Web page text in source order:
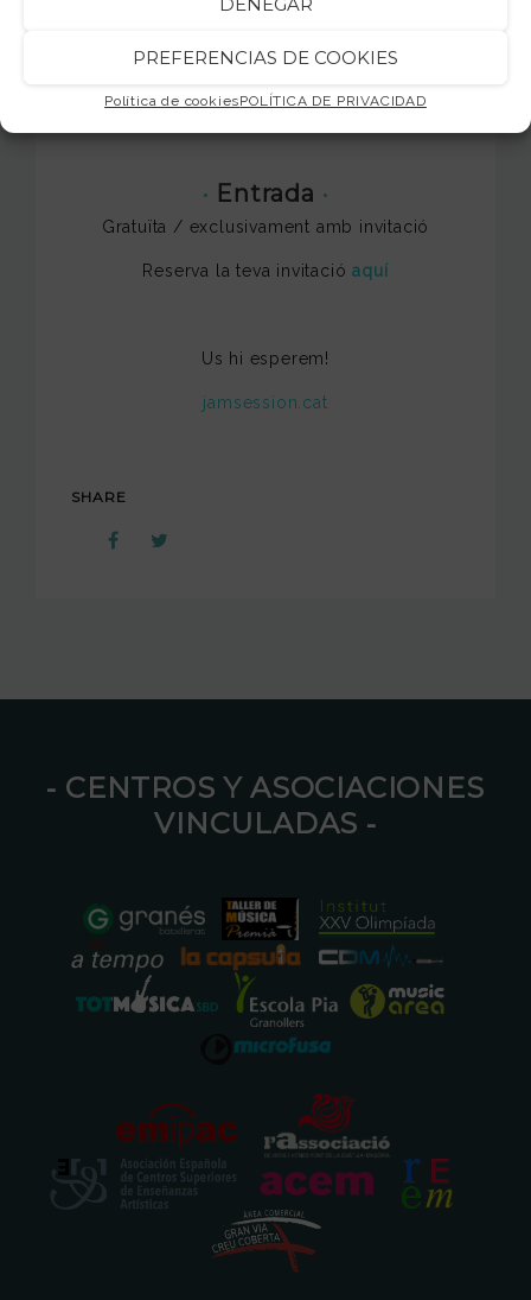
PREFERENCIAS DE COOKIES
Política de cookiesPOLÍTICA DE PRIVACIDAD
·On·
La [2] de Apolo
Carrer Nou de la Rambla, 113 (Barcelona)
· Entrada ·
Gratuïta / exclusivament amb invitació
Reserva la teva invitacióaquí
Us hi esperem!
jamsession.cat
SHARE
⁃ CENTROS Y ASOCIACIONES
VINCULADAS ⁃